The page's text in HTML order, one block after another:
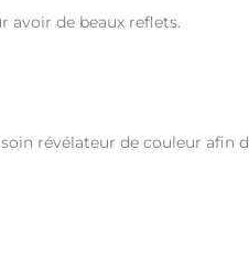
avoir de beaux reflets.
révélateur de couleur afin